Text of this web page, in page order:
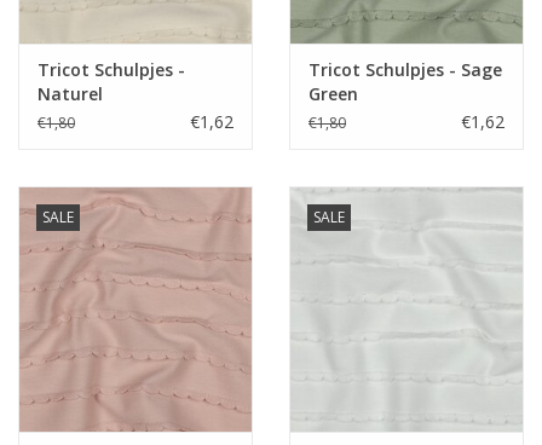
Tricot Schulpjes -
Naturel
€1,80 €1,62
Tricot Schulpjes - Sage
Green
€1,80 €1,62
SALE SALE